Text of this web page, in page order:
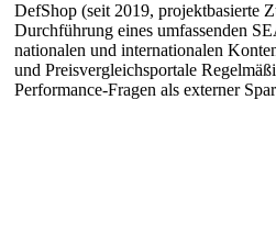
DefShop (seit 2019, projektbasierte
Durchführung eines umfassenden
nationalen und internationalen
und Preisvergleichsportale
Performance-Fragen als externer